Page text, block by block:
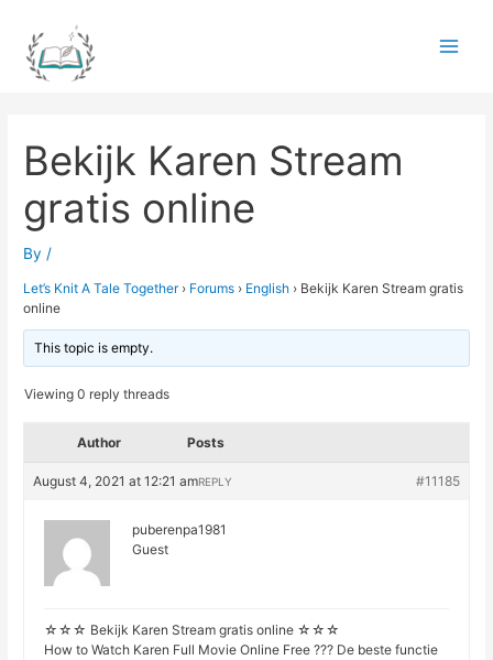
content
Bekijk Karen Stream
gratis online
By /
Let’s Knit A Tale Together › Forums › English › Bekijk Karen Stream gratis
online
This topic is empty.
Viewing 0 reply threads
Author Posts
August 4, 2021 at 12:21 am #11185
REPLY
puberenpa1981
Guest
☆☆☆ Bekijk Karen Stream gratis online ☆☆☆
How to Watch Karen Full Movie Online Free ??? De beste functie